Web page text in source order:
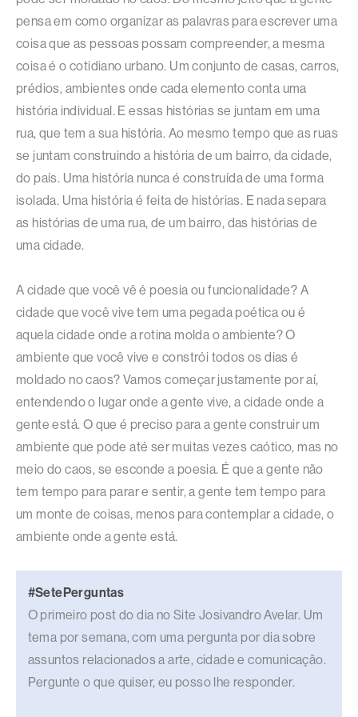
pensa em como organizar as palavras para escrever uma
coisa que as pessoas possam compreender, a mesma
coisa é o cotidiano urbano. Um conjunto de casas, carros,
prédios, ambientes onde cada elemento conta uma
história individual. E essas histórias se juntam em uma
rua, que tem a sua história. Ao mesmo tempo que as ruas
se juntam construindo a história de um bairro, da cidade,
do país. Uma história nunca é construída de uma forma
isolada. Uma história é feita de histórias. E nada separa
as histórias de uma rua, de um bairro, das histórias de
uma cidade.
A cidade que você vê é poesia ou funcionalidade? A
cidade que você vive tem uma pegada poética ou é
aquela cidade onde a rotina molda o ambiente? O
ambiente que você vive e constrói todos os dias é
moldado no caos? Vamos começar justamente por aí,
entendendo o lugar onde a gente vive, a cidade onde a
gente está. O que é preciso para a gente construir um
ambiente que pode até ser muitas vezes caótico, mas no
meio do caos, se esconde a poesia. É que a gente não
tem tempo para parar e sentir, a gente tem tempo para
um monte de coisas, menos para contemplar a cidade, o
ambiente onde a gente está.
#SetePerguntas
O primeiro post do dia no Site Josivandro Avelar. Um
tema por semana, com uma pergunta por dia sobre
assuntos relacionados a arte, cidade e comunicação.
Pergunte o que quiser, eu posso lhe responder.